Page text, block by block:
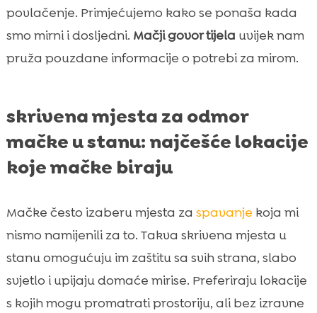
povlačenje. Primjećujemo kako se ponaša kada
smo mirni i dosljedni. Mačji govor tijela uvijek nam
pruža pouzdane informacije o potrebi za mirom.
skrivena mjesta za odmor
mačke u stanu: najčešće lokacije
koje mačke biraju
Mačke često izaberu mjesta za spavanje koja mi
nismo namijenili za to. Takva skrivena mjesta u
stanu omogućuju im zaštitu sa svih strana, slabo
svjetlo i upijaju domaće mirise. Preferiraju lokacije
s kojih mogu promatrati prostoriju, ali bez izravne